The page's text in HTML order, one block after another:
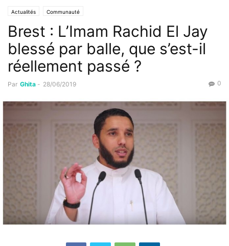
Actualités Communauté
Brest : L’Imam Rachid El Jay
blessé par balle, que s’est-il
réellement passé ?
Par Ghita - 28/06/2019 0